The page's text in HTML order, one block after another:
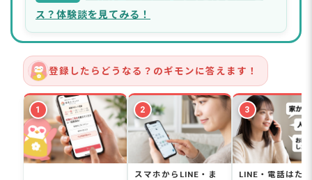
す。もし転職サービスに登録すると、今の職場に知ら
フリーランス保育士という選択肢も視野に新しい
一歩を踏み出そう
ス？体験談を見てみる！
登録したらどうなる？のギモンに答えます！
1 2
スマホからLINE・ま
3
LINE・電話はた